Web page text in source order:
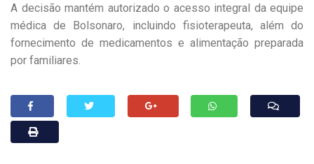
A decisão mantém autorizado o acesso integral da equipe
médica de Bolsonaro, incluindo fisioterapeuta, além do
fornecimento de medicamentos e alimentação preparada
por familiares.